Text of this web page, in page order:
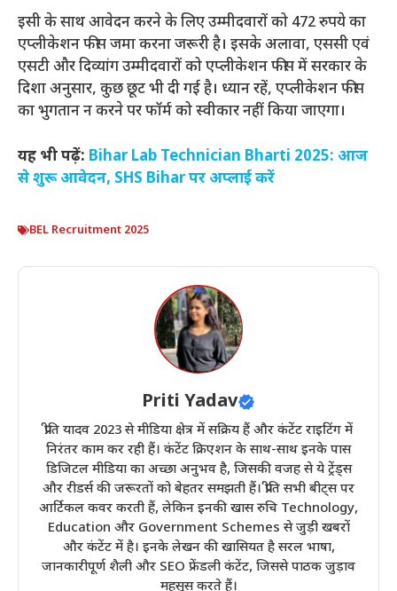
इसी के साथ आवेदन करने के लिए उम्मीदवारों को 472 रुपये का
एप्लीकेशन फीस जमा करना जरूरी है। इसके अलावा, एससी एवं
एसटी और दिव्यांग उम्मीदवारों को एप्लीकेशन फीस में सरकार के
दिशा अनुसार, कुछ छूट भी दी गई है। ध्यान रहें, एप्लीकेशन फीस
का भुगतान न करने पर फॉर्म को स्वीकार नहीं किया जाएगा।
यह भी पढ़ें: Bihar Lab Technician Bharti 2025: आज
से शुरू आवेदन, SHS Bihar पर अप्लाई करें
BEL Recruitment 2025
Priti Yadav
प्रीति यादव 2023 से मीडिया क्षेत्र में सक्रिय हैं और कंटेंट राइटिंग में
निरंतर काम कर रही हैं। कंटेंट क्रिएशन के साथ-साथ इनके पास
डिजिटल मीडिया का अच्छा अनुभव है, जिसकी वजह से ये ट्रेंड्स
और रीडर्स की जरूरतों को बेहतर समझती हैं। प्रीति सभी बीट्स पर
आर्टिकल कवर करती हैं, लेकिन इनकी खास रुचि Technology,
Education और Government Schemes से जुड़ी खबरों
और कंटेंट में है। इनके लेखन की खासियत है सरल भाषा,
जानकारीपूर्ण शैली और SEO फ्रेंडली कंटेंट, जिससे पाठक जुड़ाव
महसूस करते हैं।